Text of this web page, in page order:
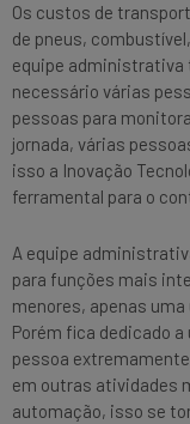
Os custos de
de pneus,
equipe administrativa
necessário várias
pessoas para
jornada, várias
isso a Inovação
ferramental para o
A equipe
para funções mais
menores, apenas
Porém fica dedicado
pessoa
em outras atividades
automação, isso se